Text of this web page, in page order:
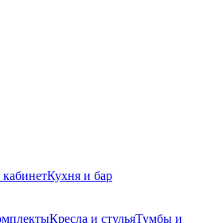
Кухня и бар
Кресла и стульяТумбы и